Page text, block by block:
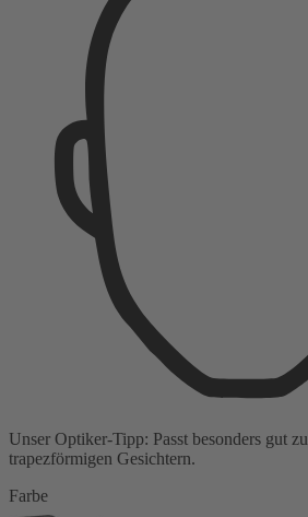
Unser Optiker-Tipp: Passt besonders gut zu
trapezförmigen Gesichtern.
Farbe